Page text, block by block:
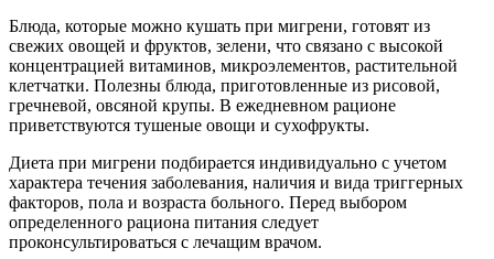
Блюда, которые можно кушать при мигрени, готовят из
свежих овощей и фруктов, зелени, что связано с высокой
концентрацией витаминов, микроэлементов, растительной
клетчатки. Полезны блюда, приготовленные из рисовой,
гречневой, овсяной крупы. В ежедневном рационе
приветствуются тушеные овощи и сухофрукты.
Диета при мигрени подбирается индивидуально с учетом
характера течения заболевания, наличия и вида триггерных
факторов, пола и возраста больного. Перед выбором
определенного рациона питания следует
проконсультироваться с лечащим врачом.